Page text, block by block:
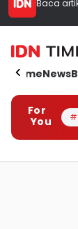
Baca
HomeNews
For
You
#